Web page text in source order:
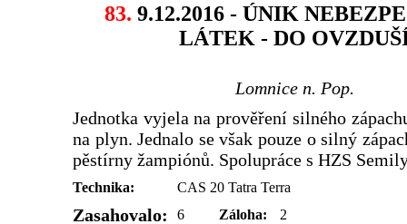
83. 9.12.2016 - ÚNIK
LÁTEK - DO
Lomnice n. Pop.
Jednotka vyjela na prověření silného
na plyn. Jednalo se však pouze o silný
pěstírny žampiónů. Spolupráce s HZS
Technika: CAS 20 Tatra Terra
Zasahovalo: 6 Záloha: 2